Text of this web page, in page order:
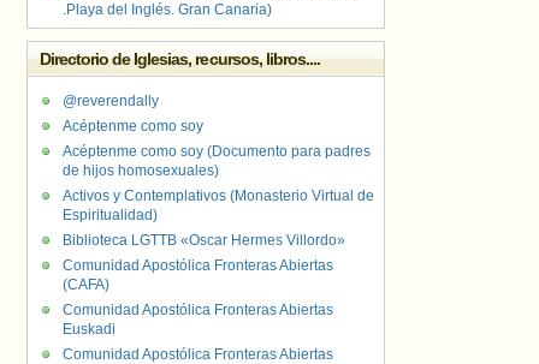
.Playa del Inglés. Gran Canaria)
Directorio de Iglesias, recursos, libros....
@reverendally
Acéptenme como soy
Acéptenme como soy (Documento para padres
de hijos homosexuales)
Activos y Contemplativos (Monasterio Virtual de
Espiritualidad)
Biblioteca LGTTB «Oscar Hermes Villordo»
Comunidad Apostólica Fronteras Abiertas
(CAFA)
Comunidad Apostólica Fronteras Abiertas
Euskadi
Comunidad Apostólica Fronteras Abiertas